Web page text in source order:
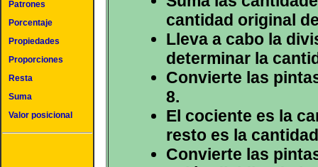
Patrones
Porcentaje
Propiedades
Proporciones
Resta
Suma
Valor posicional
cantidad original
Lleva a cabo la
determinar la
Convierte las
8.
El cociente es la
resto es la
Convierte las